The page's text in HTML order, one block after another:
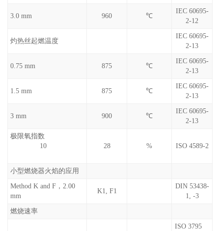
3.0 mm 960 ℃
IEC 60695-
2-12
灼热丝起燃温度
IEC 60695-
2-13
0.75 mm 875 ℃
IEC 60695-
2-13
1.5 mm 875 ℃
IEC 60695-
2-13
3 mm 900 ℃
IEC 60695-
2-13
极限氧指数
10
28 % ISO 4589-2
小型燃烧器火焰的应用
Method K and F，2.00
mm
K1, F1
DIN 53438-
1, -3
燃烧速率
ISO 3795